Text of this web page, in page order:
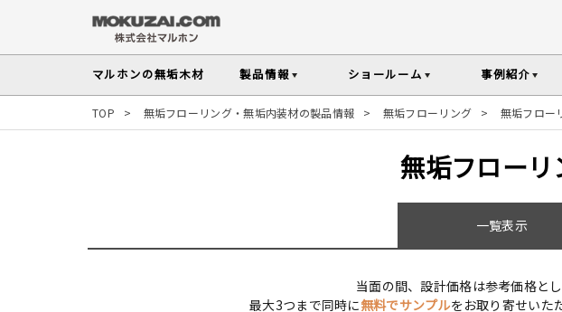
マルホンの無垢木材 製品情報
選べる表面加工
樹種別製品マップ ご注意とお願い 製品情報
ショールーム 事例紹介
木材の基礎知識
性質や施工のポイントなど無垢木材の様々な基礎知識集
よく選ばれる樹種をピックアップして特徴や製品を紹介
木の種類・知識TOP
メンテナンスのコト
無垢材を扱う上で知っておきたい、メンテナンスのポイントなどを掲載
マルホンのオリジナル塗料Arbor(アーバー)シリーズをお買い求めいただ
TOP > 無垢フローリング・無垢内装材の製品情報 > 無垢フローリング > 無垢フロー
無垢フロー
一覧表示
当面の間、設計価格は参考価格と
最大3つまで同時に無料でサンプルをお取り寄せいた